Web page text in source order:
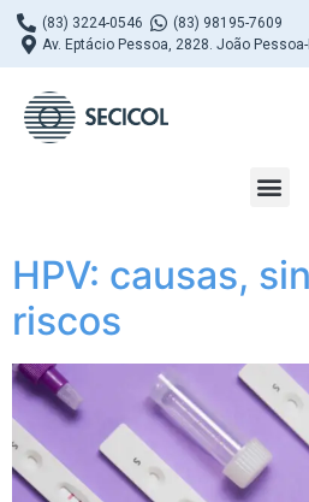
(83) 3224-0546
(83) 98195-7609
Av. Eptácio Pessoa, 2828. João Pessoa-
HPV: causas,
riscos